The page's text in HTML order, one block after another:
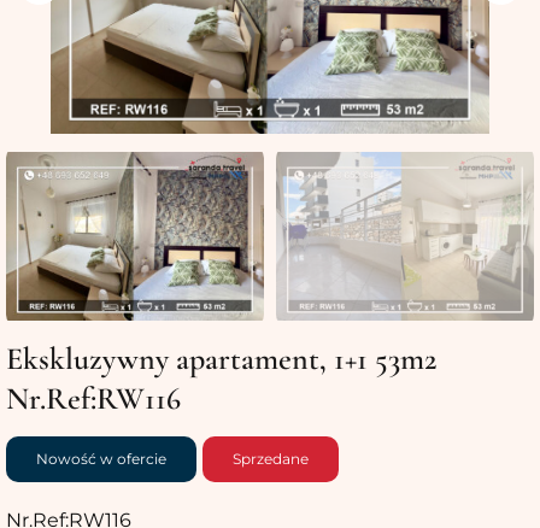
Ekskluzywny apartament, 1+1 53m2
Nr.Ref:RW116
Nowość w ofercie Sprzedane
Nr.Ref:RW116